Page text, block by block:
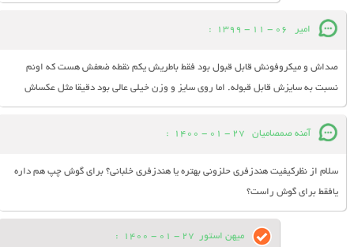
امیر 06 - 11 - 1399
:
صداش و میکروفونش قابل قبول بود فقط باطریش یکم نقطه ضعفش هست که اونم
نسبت به سایزش قابل قبوله. اما روی سایز و وزن خیلی عالی بود دقیقا مثل عکساش
آمنه صمصامیان 27 - 01 - 1400
:
سلام از نظرکیفیت هندزفری حلزونی بهتره یا هندزفری خلبانی؟ برای گوش چپ هم داره
یافقط برای گوش راست؟
میهن استور 27 - 01 - 1400
: